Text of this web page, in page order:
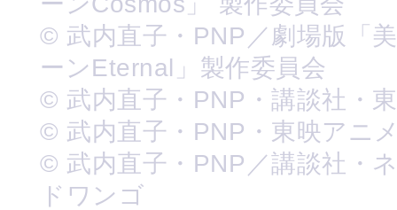
© 武内直子・PNP／劇場版「
ーンEternal」製作委員会
© 武内直子・PNP・講談社・
© 武内直子・PNP・東映アニ
© 武内直子・PNP／講談社・
ドワンゴ